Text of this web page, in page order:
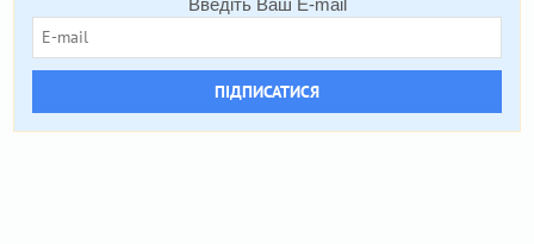
Введіть Ваш E-mail
ПІДПИСАТИСЯ